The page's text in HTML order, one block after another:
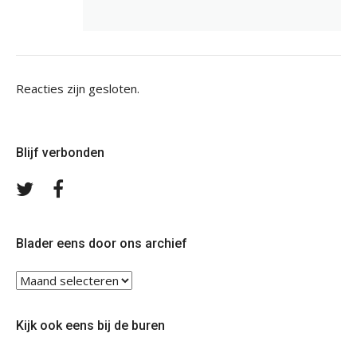
Reacties zijn gesloten.
Blijf verbonden
Volg
Blader eens door ons archief
Blader
eens
ons
Kijk ook eens bij de buren